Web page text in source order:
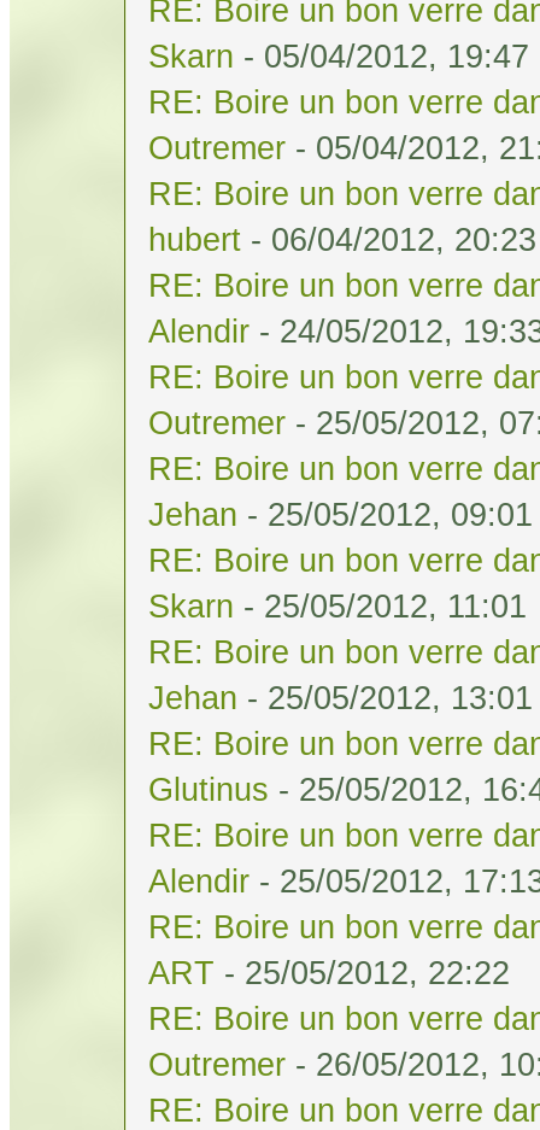
RE: Boire un bon verre
Skarn - 05/04/2012, 19:47
RE: Boire un bon verre
Outremer - 05/04/2012,
RE: Boire un bon verre
hubert - 06/04/2012, 20:23
RE: Boire un bon verre
Alendir - 24/05/2012,
RE: Boire un bon verre
Outremer - 25/05/2012,
RE: Boire un bon verre
Jehan - 25/05/2012, 09:01
RE: Boire un bon verre
Skarn - 25/05/2012, 11:01
RE: Boire un bon verre
Jehan - 25/05/2012, 13:01
RE: Boire un bon verre
Glutinus - 25/05/2012,
RE: Boire un bon verre
Alendir - 25/05/2012,
RE: Boire un bon verre
ART - 25/05/2012, 22:22
RE: Boire un bon verre
Outremer - 26/05/2012,
RE: Boire un bon verre